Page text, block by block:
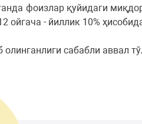
фоизлар қуйидаги
ойгача - йиллик 10%
сабабли аввал